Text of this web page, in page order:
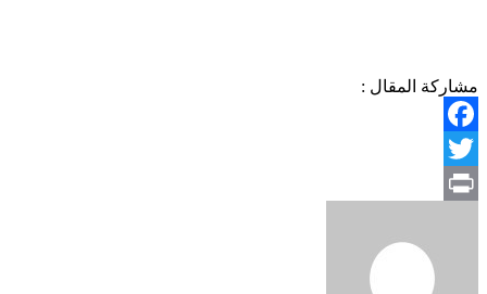
مشاركة المقال :
Facebook
Twitter